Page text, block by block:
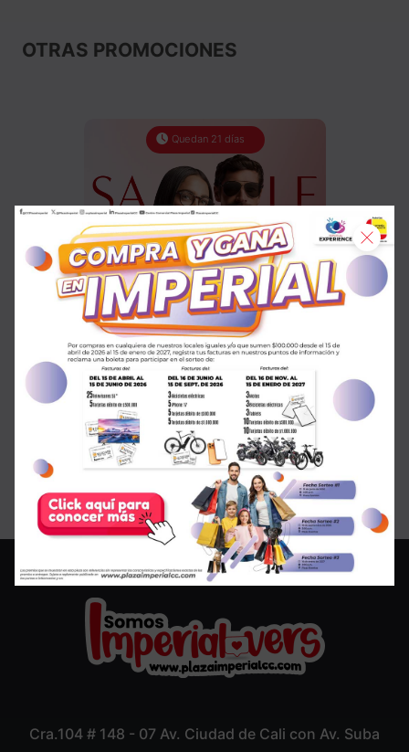
OTRAS PROMOCIONES
Quedan 21 días
¡SALE en GMO!
Cra.104 # 148 - 07 Av. Ciudad de Cali con Av. Suba